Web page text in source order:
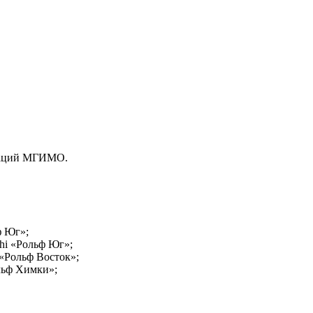
МГИМО.
Юг»;
«Рольф Юг»;
Восток»;
Химки»;